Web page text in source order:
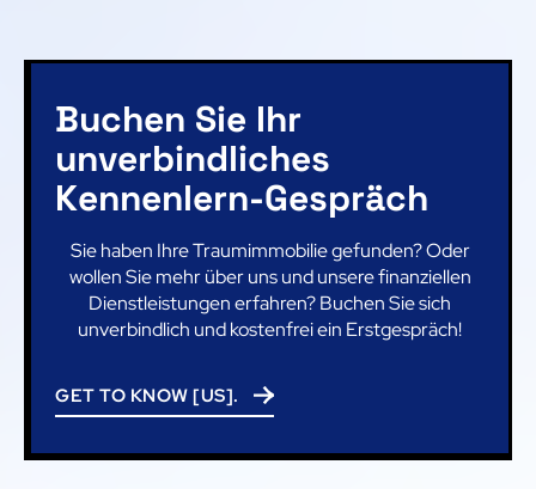
Buchen Sie Ihr
unverbindliches
Kennenlern-Gespräch
Sie haben Ihre Traumimmobilie gefunden? Oder
wollen Sie mehr über uns und unsere finanziellen
Dienstleistungen erfahren? Buchen Sie sich
unverbindlich und kostenfrei ein Erstgespräch!
GET TO KNOW [US].